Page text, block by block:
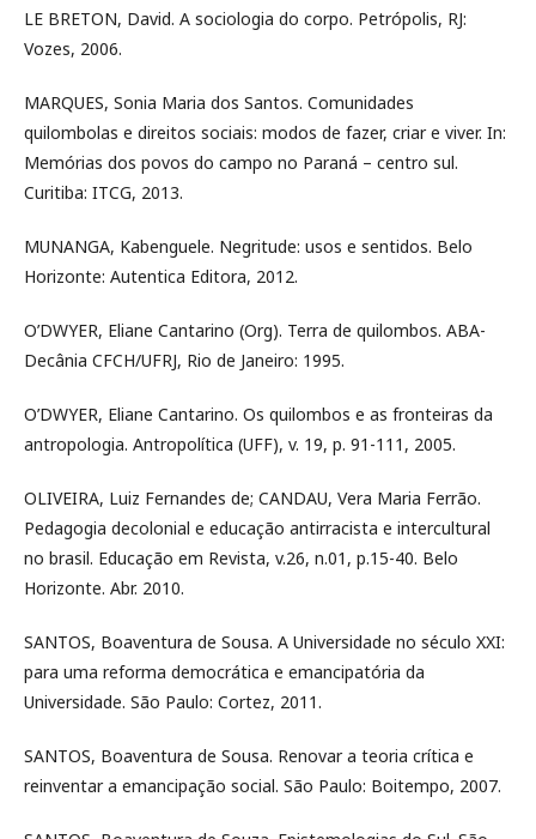
LE BRETON, David. A sociologia do corpo. Petrópolis, RJ:
Vozes, 2006.
MARQUES, Sonia Maria dos Santos. Comunidades
quilombolas e direitos sociais: modos de fazer, criar e viver. In:
Memórias dos povos do campo no Paraná – centro sul.
Curitiba: ITCG, 2013.
MUNANGA, Kabenguele. Negritude: usos e sentidos. Belo
Horizonte: Autentica Editora, 2012.
O’DWYER, Eliane Cantarino (Org). Terra de quilombos. ABA-
Decânia CFCH/UFRJ, Rio de Janeiro: 1995.
O’DWYER, Eliane Cantarino. Os quilombos e as fronteiras da
antropologia. Antropolítica (UFF), v. 19, p. 91-111, 2005.
OLIVEIRA, Luiz Fernandes de; CANDAU, Vera Maria Ferrão.
Pedagogia decolonial e educação antirracista e intercultural
no brasil. Educação em Revista, v.26, n.01, p.15-40. Belo
Horizonte. Abr. 2010.
SANTOS, Boaventura de Sousa. A Universidade no século XXI:
para uma reforma democrática e emancipatória da
Universidade. São Paulo: Cortez, 2011.
SANTOS, Boaventura de Sousa. Renovar a teoria crítica e
reinventar a emancipação social. São Paulo: Boitempo, 2007.